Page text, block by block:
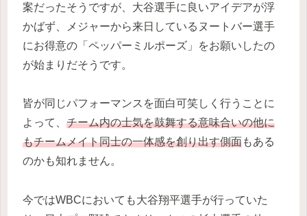
案だったそうですが、大谷選手に良いアイデアが浮
かばず、メジャーから来日しているヌートバー選手
にお得意の「ペッパーミルポーズ」をお願いしたの
が始まりだそうです。
皆が同じパフォーマンスを面白可笑しく行うことに
よって、 チーム内の士気を鼓舞する意味合いの他に
もチームメイト同士の一体感を創り出す側面もある
のかも知れません。
今ではWBCにおいても大谷翔平選手が行っていた